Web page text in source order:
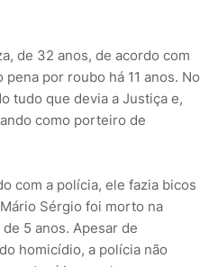
de 32 anos, de acordo com
por roubo há 11 anos. No
tudo que devia a Justiça e,
como porteiro de
com a polícia, ele fazia bicos
Sérgio foi morto na
5 anos. Apesar de
homicídio, a polícia não